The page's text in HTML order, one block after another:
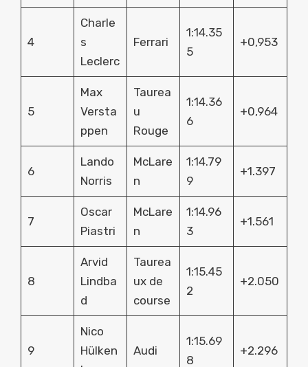
4
Charle
s
Leclerc
Ferrari
1:14.35
5
+0,953
5
Max
Versta
ppen
Taurea
u
Rouge
1:14.36
6
+0,964
6
Lando
Norris
McLare
n
1:14.79
9
+1.397
7
Oscar
Piastri
McLare
n
1:14.96
3
+1.561
8
Arvid
Lindba
d
Taurea
ux de
course
1:15.45
2
+2.050
9
Nico
Hülken
Audi
1:15.69
8
+2.296